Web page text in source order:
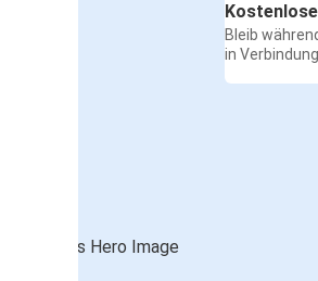
Bleib
in Verbindung